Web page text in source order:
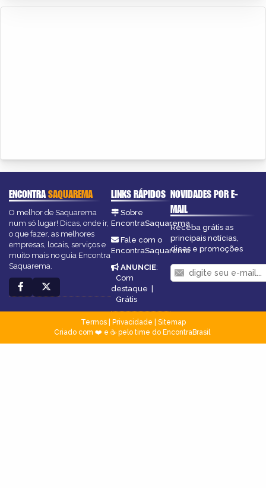
ENCONTRASAQUAREMA
O melhor de Saquarema
num só lugar! Dicas, onde ir,
o que fazer, as melhores
empresas, locais, serviços e
muito mais no guia Encontra
Saquarema.
LINKS RÁPIDOS
Sobre
EncontraSaquarema
Fale com o
EncontraSaquarema
ANUNCIE:
Com
destaque |
Grátis
NOVIDADES POR E-
MAIL
Receba grátis as
principais notícias,
dicas e promoções
Termos| Privacidade
Sitemap
Criado com ❤️ e ☕ pelo time do EncontraBrasil